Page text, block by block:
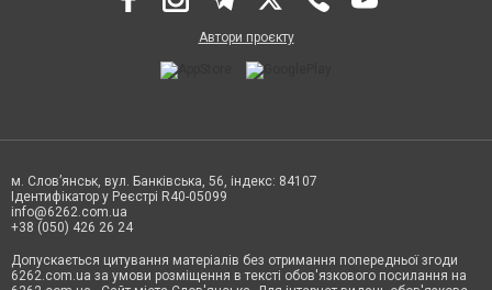
Автори проєкту
м. Слов’янськ, вул. Банківська, 56, індекс: 84107
Ідентифікатор у Реєстрі R40-05099
info@6262.com.ua
+38 (050) 426 26 24
Допускається цитування матеріалів без отримання попередньої згоди
6262.com.ua за умови розміщення в тексті обов'язкового посилання на